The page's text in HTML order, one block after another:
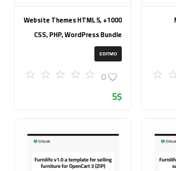
1000+ Website Themes HTML 5,
CSS, PHP, WordPress Bundle
20240917T145511Z 001 (ZIP)
EDITMO
0
5$